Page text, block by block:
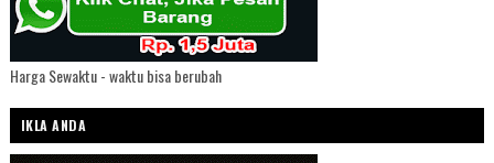
Harga Sewaktu - waktu bisa berubah
IKLA ANDA